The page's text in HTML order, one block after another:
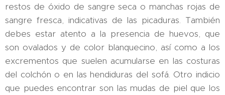
restos de óxido de sangre seca o manchas rojas de
sangre fresca, indicativas de las picaduras. También
debes estar atento a la presencia de huevos, que
son ovalados y de color blanquecino, así como a los
excrementos que suelen acumularse en las costuras
del colchón o en las hendiduras del sofá. Otro indicio
que puedes encontrar son las mudas de piel que los